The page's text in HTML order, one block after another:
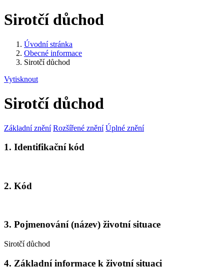
Sirotčí důchod
Úvodní stránka
Obecné informace
Sirotčí důchod
Vytisknout
Sirotčí důchod
Základní znění Rozšířené znění Úplné znění
1. Identifikační kód
2. Kód
3. Pojmenování (název) životní situace
Sirotčí důchod
4. Základní informace k životní situaci